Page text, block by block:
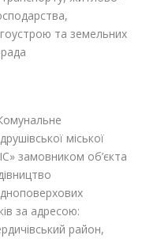
та земельних
міської
замовником об’єкта
за адресою:
район,